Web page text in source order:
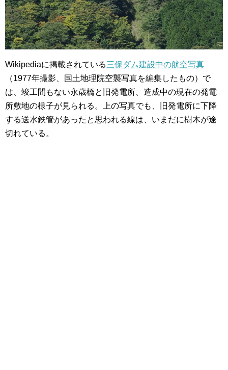
Wikipediaに掲載されている三保ダム建設中の航空写真
（1977年撮影、国土地理院空襲写真を編集したもの）で
は、竣工間もない永歳橋と旧発電所、造成中の現在の発電
所敷地の様子が見られる。上の写真でも、旧発電所に下降
する送水鉄管があったと思われる線は、いまだに樹木が途
切れている。